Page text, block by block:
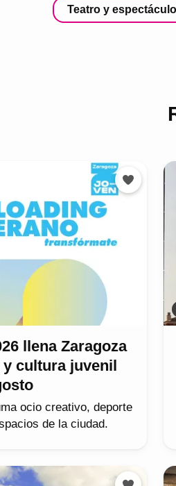
Teatro y
llena Zaragoza
cultura juvenil
ocio creativo, deporte
de la ciudad.